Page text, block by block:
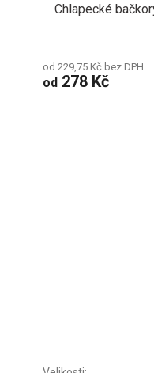
Chlapecké
od 229,75 Kč bez DPH
od 278 Kč